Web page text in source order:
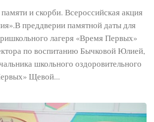
и скорби. Всероссийская акция
преддверии памятной даты для
лагеря «Время Первых»
по воспитанию Бычковой Юлией,
школьного оздоровительного
Щевой...